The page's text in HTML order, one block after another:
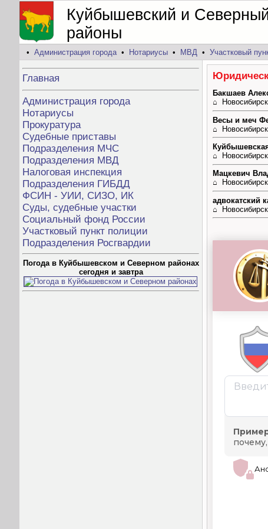
Куйбышевский и
районы
• Администрация города• Нотариусы • МВД • Участковый
Главная
Администрация города
Нотариусы
Прокуратура
Судебные приставы
Подразделения МЧС
Подразделения МВД
Налоговая инспекция
Подразделения ГИБДД
ФСИН - УИИ, СИЗО, ИК
Суды, судебные участки
Социальный фонд России
Участковый пункт полиции
Подразделения Росгвардии
Погода в Куйбышевском и Северном районах
сегодня и завтра
Бакшаев
⌂
Весы и меч
⌂
⌂
Мацкевич
⌂
адвокатский
⌂